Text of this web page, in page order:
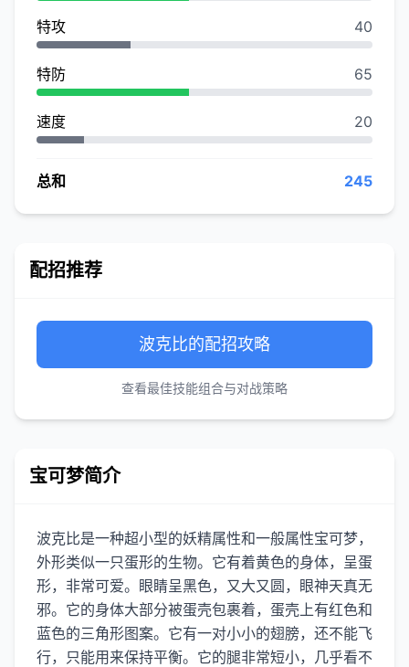
特攻 40
特防 65
速度 20
总和 245
配招推荐
波克比的配招攻略
查看最佳技能组合与对战策略
宝可梦简介
波克比是一种超小型的妖精属性和一般属性宝可梦，
外形类似一只蛋形的生物。它有着黄色的身体，呈蛋
形，非常可爱。眼睛呈黑色，又大又圆，眼神天真无
邪。它的身体大部分被蛋壳包裹着，蛋壳上有红色和
蓝色的三角形图案。它有一对小小的翅膀，还不能飞
行，只能用来保持平衡。它的腿非常短小，几乎看不